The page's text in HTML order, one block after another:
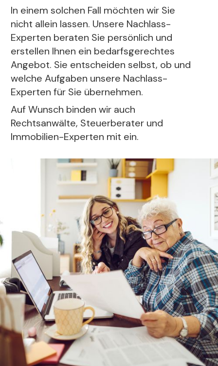
In einem solchen Fall möchten wir Sie
nicht allein lassen. Unsere Nachlass-
Experten beraten Sie persönlich und
erstellen Ihnen ein bedarfsgerechtes
Angebot. Sie entscheiden selbst, ob und
welche Aufgaben unsere Nachlass-
Experten für Sie übernehmen.
Auf Wunsch binden wir auch
Rechtsanwälte, Steuerberater und
Immobilien-Experten mit ein.